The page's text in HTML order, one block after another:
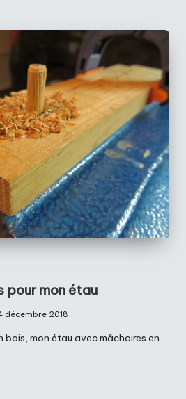
pour mon étau
décembre 2018
bois, mon étau avec mâchoires en